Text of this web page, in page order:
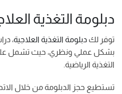
دبلومة التغذية
توفر لك دبلومة التغذية العلاجية،
بشكل عملي ونظري، حيث تشمل
التغذية الرياضية.